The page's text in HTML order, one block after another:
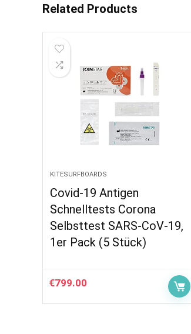
Related Products
KITESURFBOARDS
Covid-19 Antigen
Schnelltests Corona
Selbsttest SARS-CoV-19,
1er Pack (5 Stück)
€799.00